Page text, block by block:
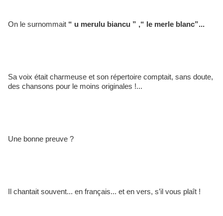
On le surnommait “ u merulu biancu ” ,“ le merle blanc”...
Sa voix était charmeuse et son répertoire comptait, sans doute,
des chansons pour le moins originales !...
Une bonne preuve ?
Il chantait souvent... en français... et en vers, s’il vous plaît !